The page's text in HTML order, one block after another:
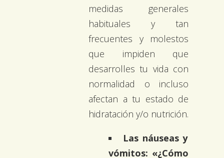
medidas generales
habituales y tan
frecuentes y molestos
que impiden que
desarrolles tu vida con
normalidad o incluso
afectan a tu estado de
hidratación y/o nutrición.
Las náuseas y
vómitos: «¿Cómo